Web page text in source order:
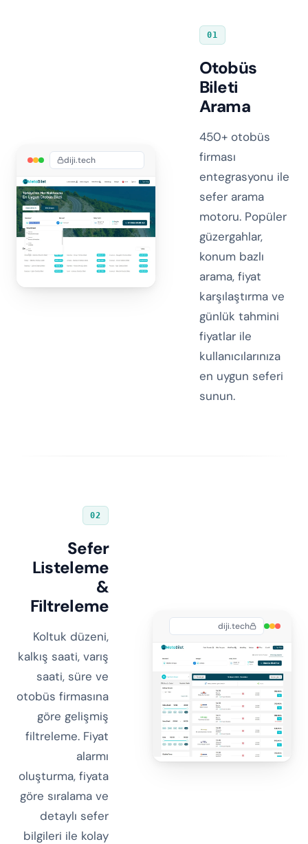
diji.tech
01
Otobüs
Bileti
Arama
450+ otobüs
firması
entegrasyonu ile
sefer arama
motoru. Popüler
güzergahlar,
konum bazlı
arama, fiyat
karşılaştırma ve
günlük tahmini
fiyatlar ile
kullanıcılarınıza
en uygun seferi
sunun.
diji.tech
02
Sefer
Listeleme
&
Filtreleme
Koltuk düzeni,
kalkış saati, varış
saati, süre ve
otobüs firmasına
göre gelişmiş
filtreleme. Fiyat
alarmı
oluşturma, fiyata
göre sıralama ve
detaylı sefer
bilgileri ile kolay